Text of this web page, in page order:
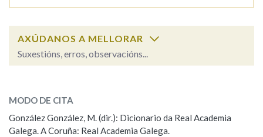
AXÚDANOS A MELLORAR
Suxestións, erros, observacións...
ESCOLLE UNHA OPCIÓN:
Observación Hai un erro na palabra
MODO DE CITA
González González, M. (dir.): Dicionario da Real Academia
Galega. A Coruña: Real Academia Galega.